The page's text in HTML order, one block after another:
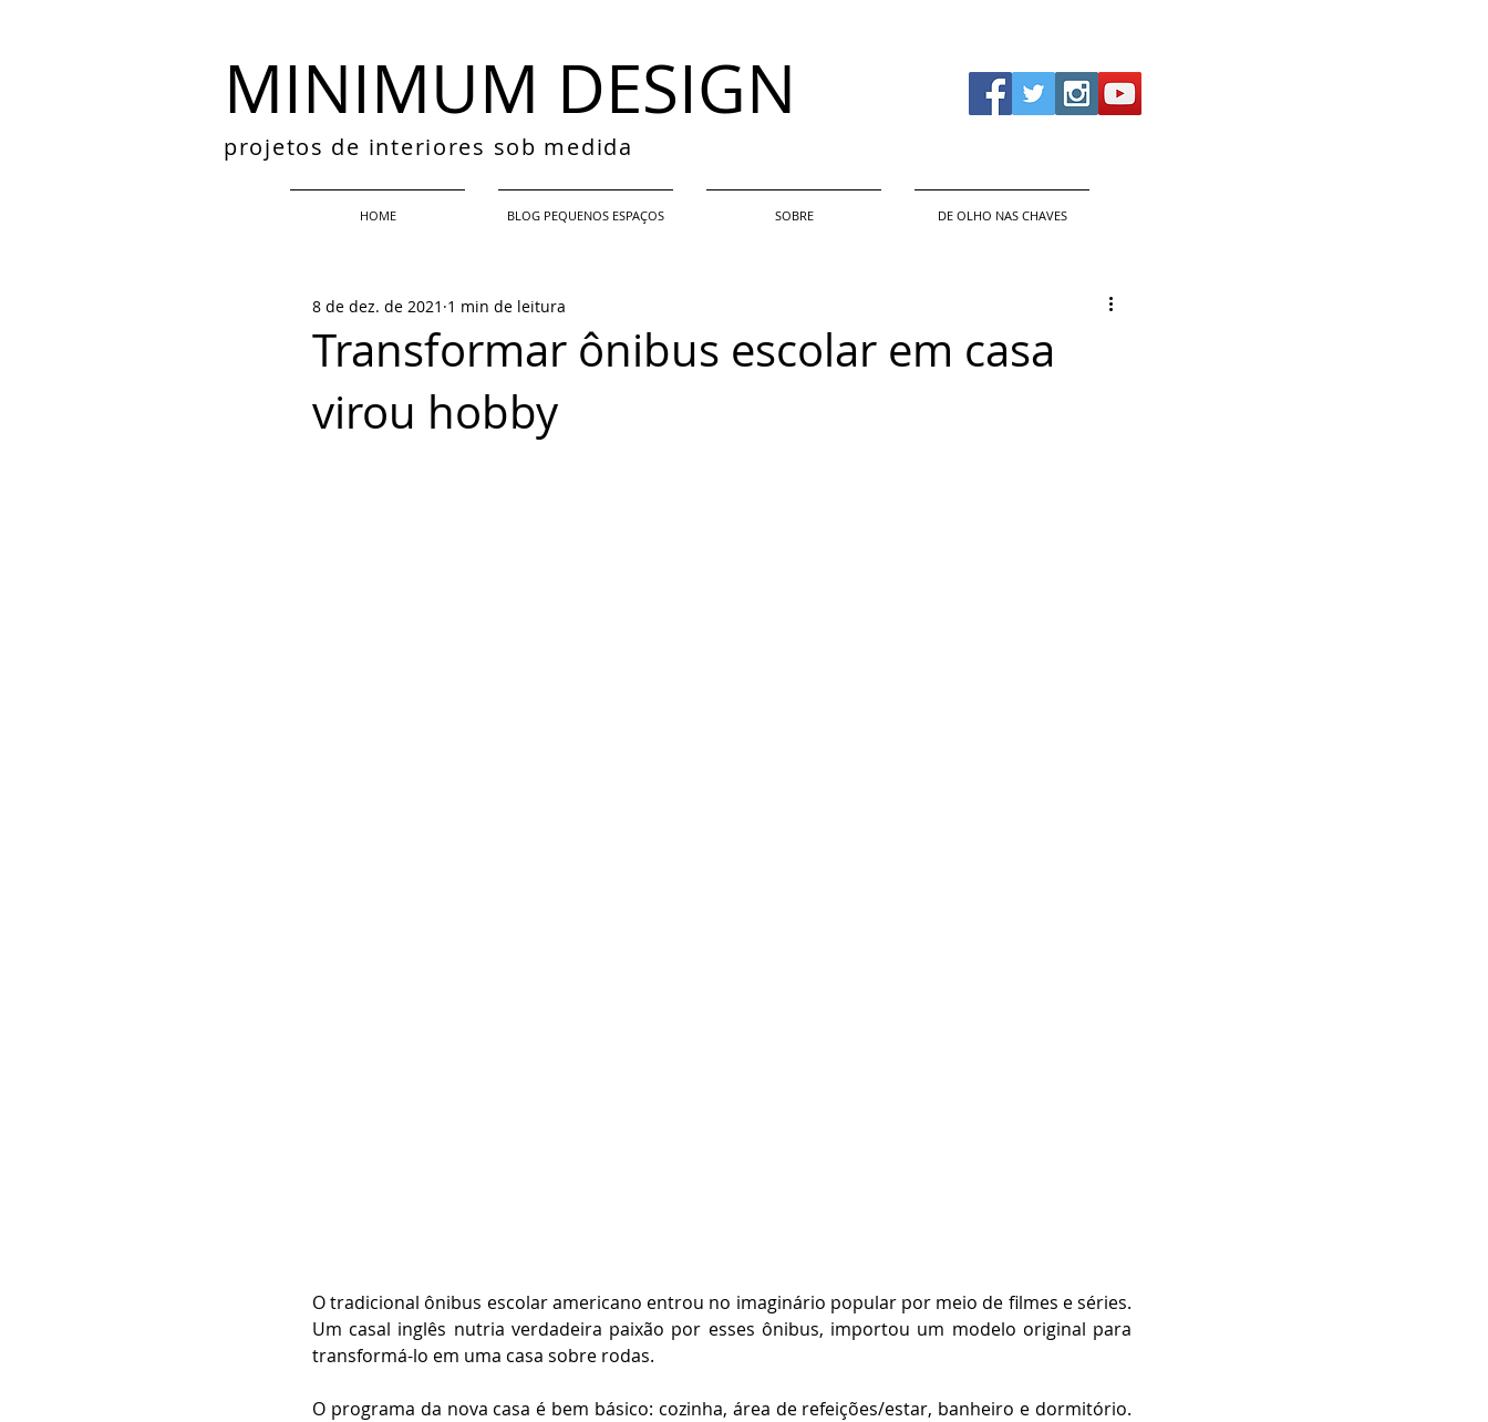
MINIMUM DESIGN
projetos de interiores sob medida
HOME BLOG PEQUENOS ESPAÇOS SOBRE DE OLHO NAS CHAVES
Transformar ônibus escolar em casa
virou hobby
8 de dez. de 2021 1 min de leitura
O tradicional ônibus escolar americano entrou no imaginário popular por meio de filmes e séries.
Um casal inglês nutria verdadeira paixão por esses ônibus, importou um modelo original para
transformá-lo em uma casa sobre rodas.
O programa da nova casa é bem básico: cozinha, área de refeições/estar, banheiro e dormitório.